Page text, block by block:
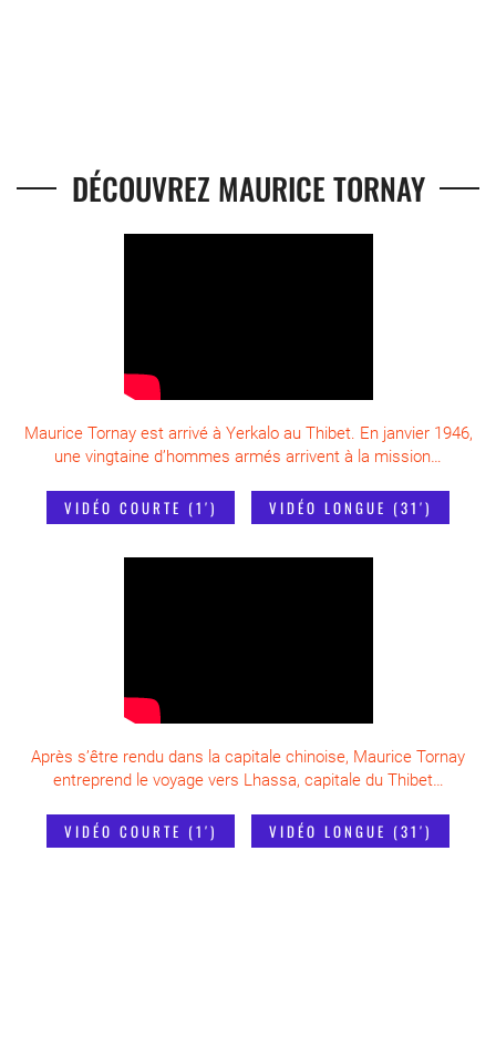
DÉCOUVREZ MAURICE TORNAY
Maurice Tornay est arrivé à Yerkalo au Thibet. En janvier 1946,
une vingtaine d’hommes armés arrivent à la mission…
VIDÉO COURTE (1′) VIDÉO LONGUE (31′)
Après s’être rendu dans la capitale chinoise, Maurice Tornay
entreprend le voyage vers Lhassa, capitale du Thibet…
VIDÉO COURTE (1′) VIDÉO LONGUE (31′)